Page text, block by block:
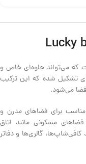
که می‌تواند جلوه‌ای خاص و
تشکیل شده که این ترکیب
فضا می‌شود.
برای فضاهای مدرن و
فضاهای مسکونی مانند اتاق
گالری‌ها و دفاتر